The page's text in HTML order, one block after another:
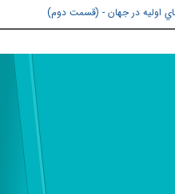
اوليه در جهان - (قسمت دوم)